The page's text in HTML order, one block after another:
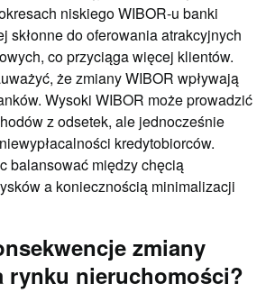
niskiego WIBOR-u banki
skłonne do oferowania atrakcyjnych
co przyciąga więcej klientów.
że zmiany WIBOR wpływają
Wysoki WIBOR może prowadzić
z odsetek, ale jednocześnie
kredytobiorców.
balansować między chęcią
a koniecznością minimalizacji
zmiany
rynku nieruchomości?